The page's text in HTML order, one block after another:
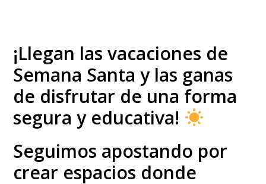
¡Llegan las vacaciones de
Semana Santa y las ganas
de disfrutar de una forma
segura y educativa!
Seguimos apostando por
crear espacios donde